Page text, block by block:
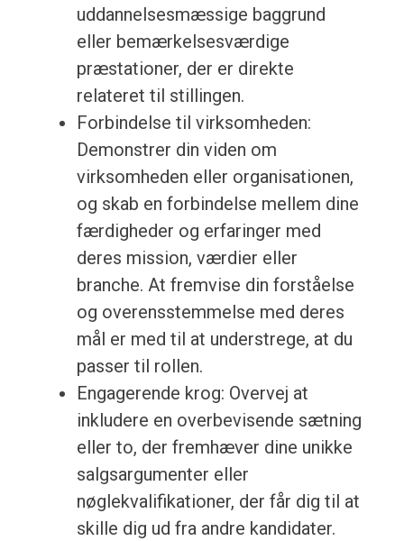
uddannelsesmæssige baggrund
eller bemærkelsesværdige
præstationer, der er direkte
relateret til stillingen.
Forbindelse til virksomheden:
Demonstrer din viden om
virksomheden eller organisationen,
og skab en forbindelse mellem dine
færdigheder og erfaringer med
deres mission, værdier eller
branche. At fremvise din forståelse
og overensstemmelse med deres
mål er med til at understrege, at du
passer til rollen.
Engagerende krog: Overvej at
inkludere en overbevisende sætning
eller to, der fremhæver dine unikke
salgsargumenter eller
nøglekvalifikationer, der får dig til at
skille dig ud fra andre kandidater.